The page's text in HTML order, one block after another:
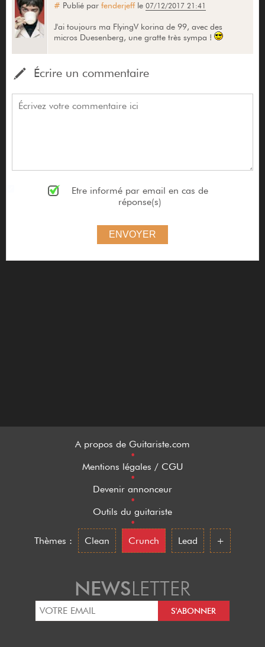
# Publié par fenderjeffle 07/12/2017 21:41
J'ai toujours ma FlyingV korina de 99, avec des
micros Duesenberg, une gratte très sympa !
Écrire un commentaire
Etre informé par email en cas de
réponse(s)
ENVOYER
A propos de Guitariste.com
•
Mentions légales / CGU
•
Devenir annonceur
•
Outils du guitariste
•
Thèmes :
Clean Crunch Lead +
NEWSLETTER